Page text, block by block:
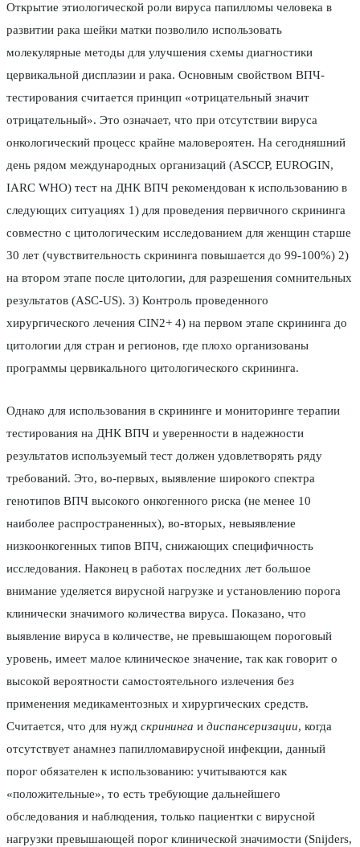
Открытие этиологической роли вируса папилломы человека в
развитии рака шейки матки позволило использовать
молекулярные методы для улучшения схемы диагностики
цервикальной дисплазии и рака. Основным свойством ВПЧ-
тестирования считается принцип «отрицательный значит
отрицательный». Это означает, что при отсутствии вируса
онкологический процесс крайне маловероятен. На сегодняшний
день рядом международных организаций (ASCCP, EUROGIN,
IARC WHO) тест на ДНК ВПЧ рекомендован к использованию в
следующих ситуациях 1) для проведения первичного скрининга
совместно с цитологическим исследованием для женщин старше
30 лет (чувствительность скрининга повышается до 99-100%) 2)
на втором этапе после цитологии, для разрешения сомнительных
результатов (ASC-US). 3) Контроль проведенного
хирургического лечения CIN2+ 4) на первом этапе скрининга до
цитологии для стран и регионов, где плохо организованы
программы цервикального цитологического скрининга.
Однако для использования в скрининге и мониторинге терапии
тестирования на ДНК ВПЧ и уверенности в надежности
результатов используемый тест должен удовлетворять ряду
требований. Это, во-первых, выявление широкого спектра
генотипов ВПЧ высокого онкогенного риска (не менее 10
наиболее распространенных), во-вторых, невыявление
низкоонкогенных типов ВПЧ, снижающих специфичность
исследования. Наконец в работах последних лет большое
внимание уделяется вирусной нагрузке и установлению порога
клинически значимого количества вируса. Показано, что
выявление вируса в количестве, не превышающем пороговый
уровень, имеет малое клиническое значение, так как говорит о
высокой вероятности самостоятельного излечения без
применения медикаментозных и хирургических средств.
Считается, что для нужд скрининга и диспансеризации, когда
отсутствует анамнез папилломавирусной инфекции, данный
порог обязателен к использованию: учитываются как
«положительные», то есть требующие дальнейшего
обследования и наблюдения, только пациентки с вирусной
нагрузки превышающей порог клинической значимости (Snijders,